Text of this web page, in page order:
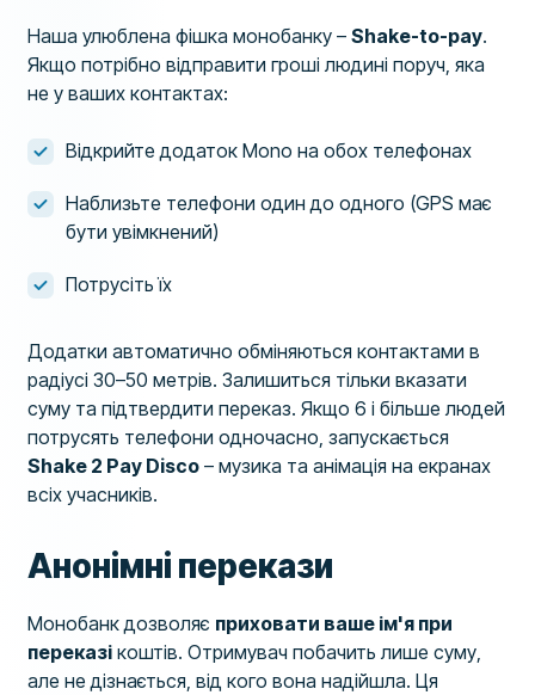
Наша улюблена фішка монобанку –Shake-to-pay.
Якщо потрібно відправити гроші людині поруч, яка
не у ваших контактах:
Відкрийте додаток Mono на обох телефонах
Наблизьте телефони один до одного (GPS має
бути увімкнений)
Потрусіть їх
Додатки автоматично обміняються контактами в
радіусі 30–50 метрів. Залишиться тільки вказати
суму та підтвердити переказ. Якщо 6 і більше людей
потрусять телефони одночасно, запускається
Shake 2 Pay Disco – музика та анімація на екранах
всіх учасників.
Анонімні перекази
Монобанк дозволяє приховати ваше ім'я при
переказі коштів. Отримувач побачить лише суму,
але не дізнається, від кого вона надійшла. Ця